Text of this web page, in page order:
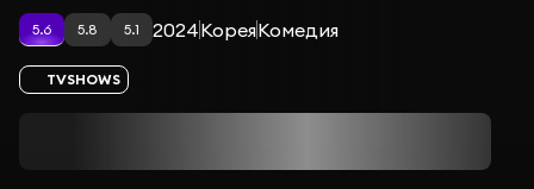
5.6 5.8 5.1 2024КореяКомедия
TVSHOWS